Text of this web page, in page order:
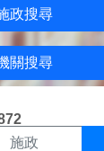
政搜尋
關搜尋
頁面
施政